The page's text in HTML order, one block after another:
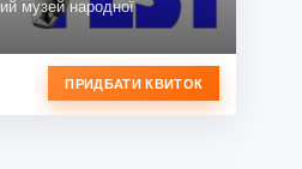
музей народної
ПРИДБАТИ КВИТОК